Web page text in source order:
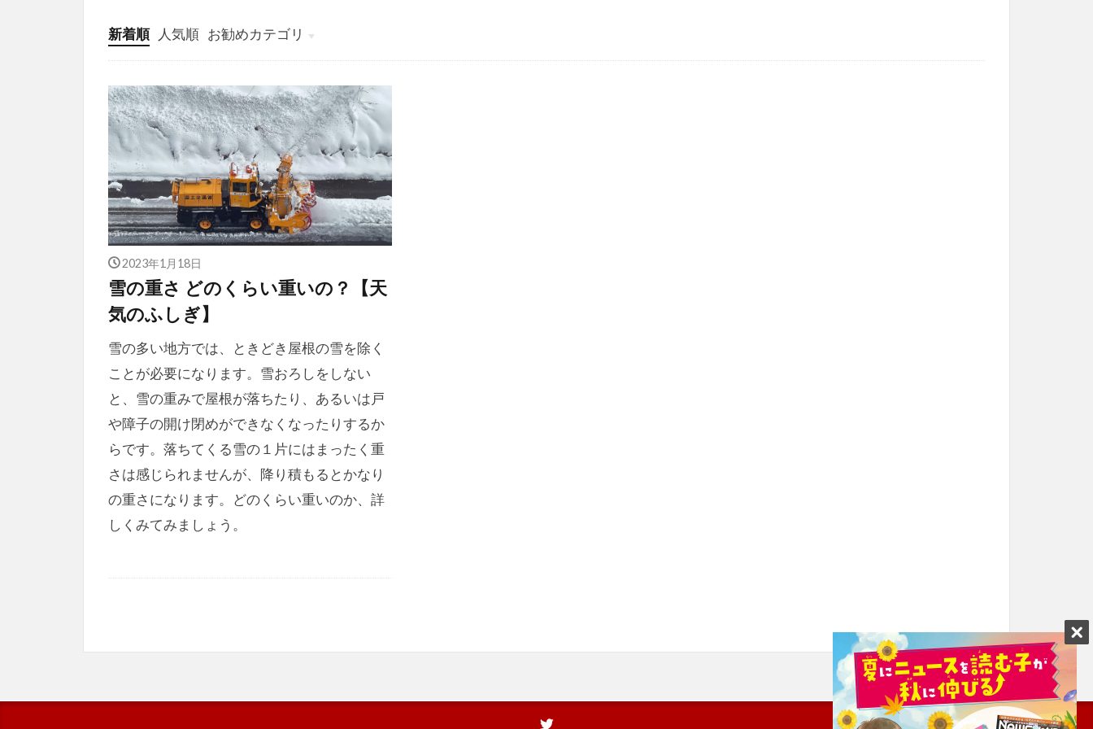
新着順 人気順 お勧めカテゴリ
投稿
学び
マンガ
電子書籍
2023年1月18日
雪の重さ どのくらい重いの？【天
気のふしぎ】
雪の多い地方では、ときどき屋根の雪を除く
ことが必要になります。雪おろしをしない
と、雪の重みで屋根が落ちたり、あるいは戸
や障子の開け閉めができなくなったりするか
らです。落ちてくる雪の１片にはまったく重
さは感じられませんが、降り積もるとかなり
の重さになります。どのくらい重いのか、詳
しくみてみましょう。